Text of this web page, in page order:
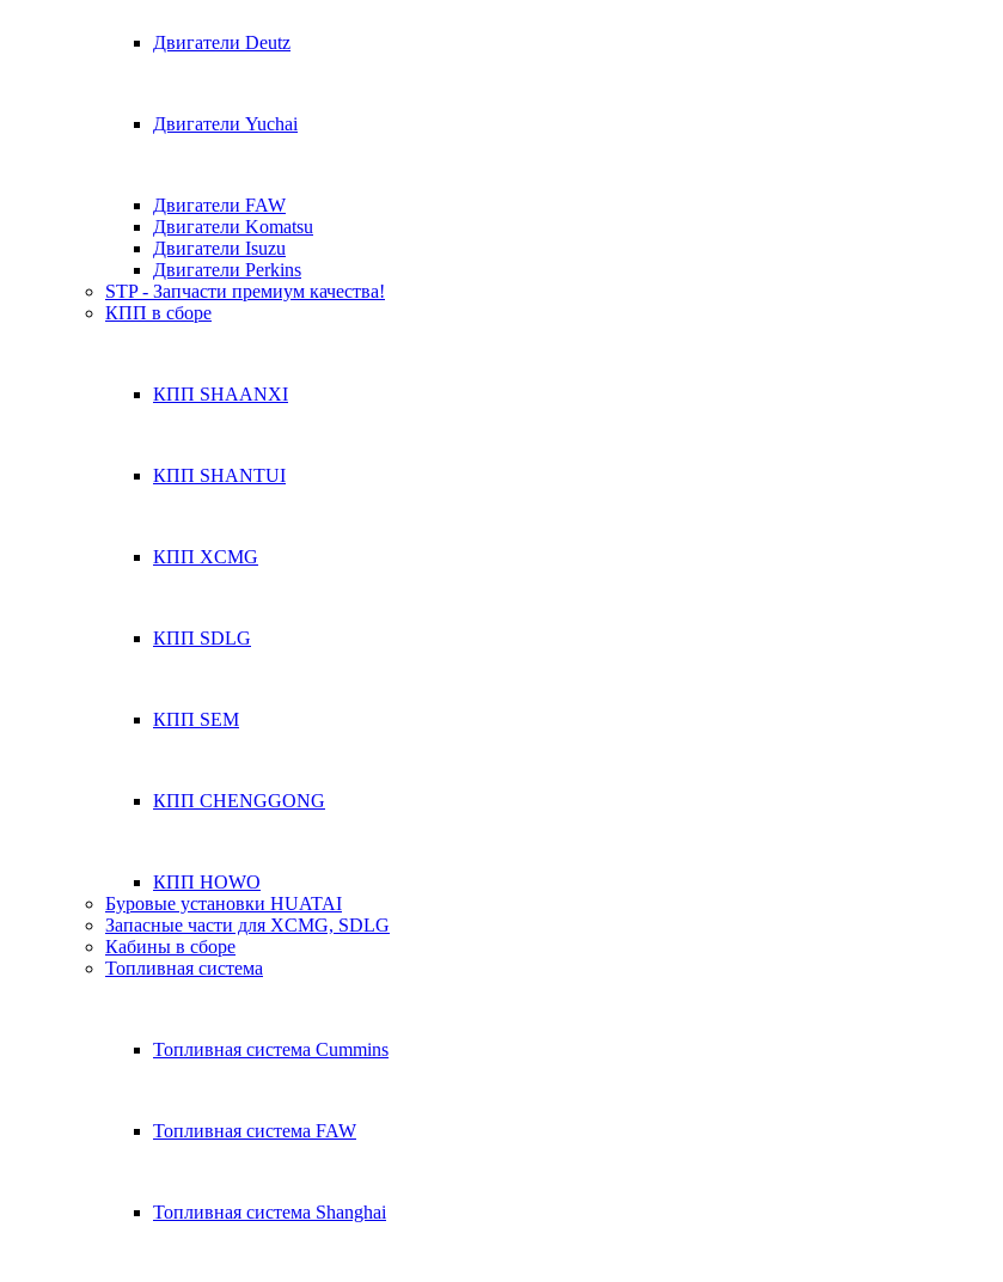
Двигатели Deutz
Двигатели Yuchai
Двигатели FAW
Двигатели Komatsu
Двигатели Isuzu
Двигатели Perkins
STP - Запчасти премиум качества!
КПП в сборе
КПП SHAANXI
КПП SHANTUI
КПП XCMG
КПП SDLG
КПП SEM
КПП CHENGGONG
КПП HOWO
Буровые установки HUATAI
Запасные части для XCMG, SDLG
Кабины в сборе
Топливная система
Топливная система Cummins
Топливная система FAW
Топливная система Shanghai